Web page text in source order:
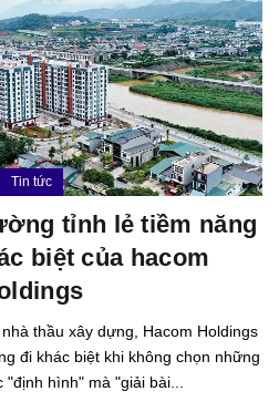
Tin tức
tỉnh lẻ tiềm năng
biệt của hacom
thầu xây dựng, Hacom Holdings
đi khác biệt khi không chọn những
"định hình" mà "giải bài...